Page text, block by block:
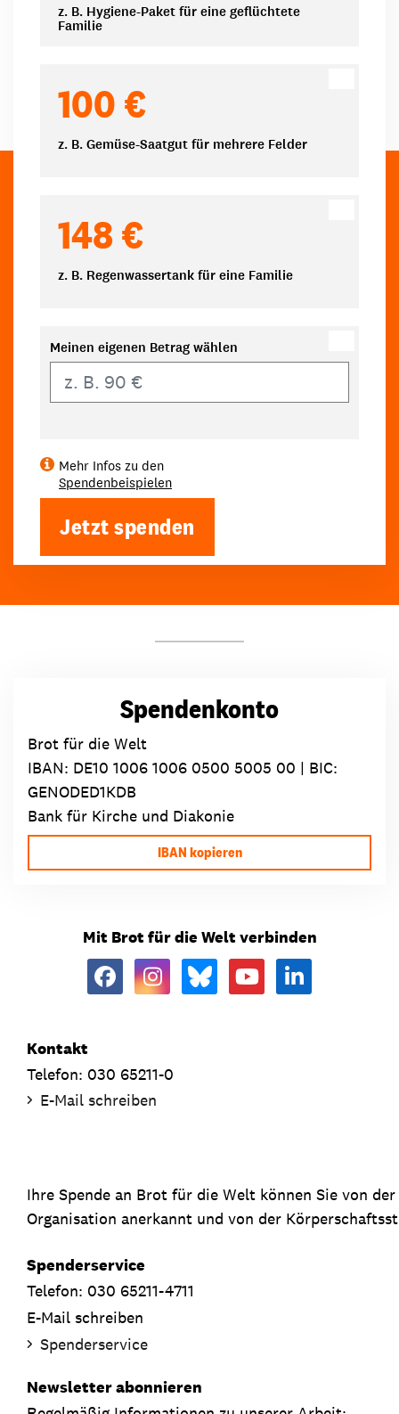
z. B. Hygiene-Paket für eine geflüchtete
Familie
100 €
z. B. Gemüse-Saatgut für mehrere Felder
148 €
z. B. Regenwassertank für eine Familie
Meinen eigenen Betrag wählen
Mehr Infos zu den
Spendenbeispielen
Jetzt spenden
Spendenkonto
Brot für die Welt
IBAN: DE10 1006 1006 0500 5005 00 | BIC:
GENODED1KDB
Bank für Kirche und Diakonie
IBAN kopieren
Mit Brot für die Welt verbinden
Kontakt
Telefon: 030 65211-0
E-Mail schreiben
Ihre Spende an Brot für die Welt können Sie von
Organisation anerkannt und von der
Spenderservice
Telefon: 030 65211-4711
E-Mail schreiben
Spenderservice
Newsletter abonnieren